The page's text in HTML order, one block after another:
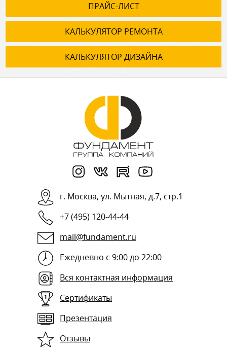
ПРАЙС-ЛИСТ
КАЛЬКУЛЯТОР РЕМОНТА
КАЛЬКУЛЯТОР ДИЗАЙНА
г. Москва, ул. Мытная, д.7, стр.1
+7 (495) 120-44-44
mail@fundament.ru
Ежедневно с 9:00 до 22:00
Вся контактная информация
Сертификаты
Презентация
Отзывы